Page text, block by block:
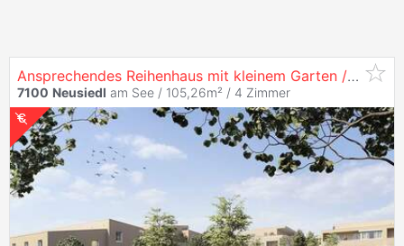
Ansprechendes Reihenhaus mit kleinem Garten / Top 11-2
7100 Neusiedl am See / 105,26m² / 4 Zimmer